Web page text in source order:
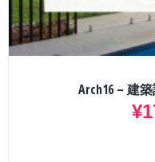
Arch16 – 建
¥